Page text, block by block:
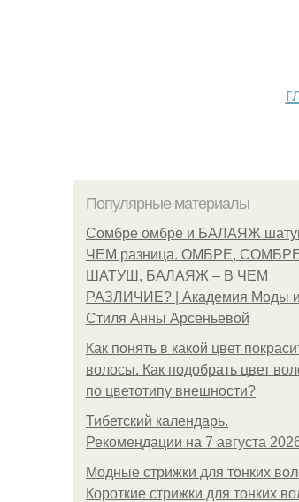
Популярные материалы
Сомбре омбре и БАЛАЯЖ
ЧЕМ разница. ОМБРЕ,
ШАТУШ, БАЛАЯЖ – В ЧЕМ
РАЗЛИЧИЕ? | Академия Моды и
Стиля Анны Арсеньевой
Как понять в какой цвет
волосы. Как подобрать цвет
по цветотипу внешности?
Тибетский календарь.
Рекомендации на 7 августа 2026
Модные стрижки для тонких
Короткие стрижки для тонких